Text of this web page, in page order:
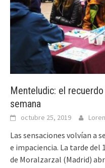
Menteludic: el
semana
octubre 25, 2019
Las sensaciones volvían a
e impaciencia. La tarde del
de Moralzarzal (Madrid)